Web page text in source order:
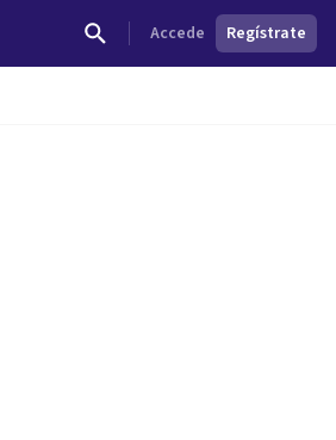
Accede Regístrate